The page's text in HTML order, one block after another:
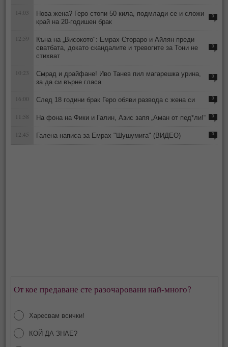
14:03
Нова жена? Геро стопи 50 кила, подмлади се и сложи
край на 20-годишен брак
0
12:59
Къна на „Високото": Емрах Стораро и Айлян преди
сватбата, докато скандалите и тревогите за Тони не
стихват
0
10:23
Смрад и драйфане! Иво Танев пил магарешка урина,
за да си върне гласа
0
16:00 След 18 години брак Геро обяви развода с жена си 0
11:58 На фона на Фики и Галин, Азис запя „Аман от пед*ли!“ 0
12:45 Галена написа за Емрах "Шушумига" (ВИДЕО) 0
От кое предаване сте разочаровани най-много?
Харесвам всички!
КОЙ ДА ЗНАЕ?